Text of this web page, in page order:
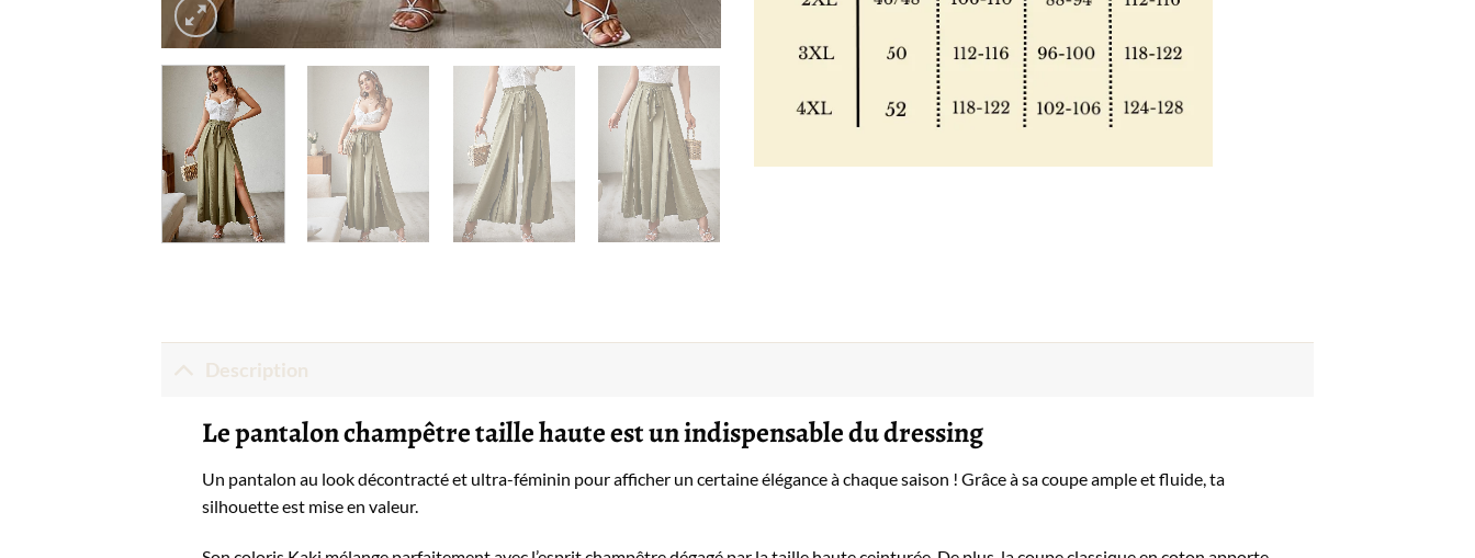
Description
Le pantalon champêtre taille haute est un indispensable du dressing
Un pantalon au look décontracté et ultra-féminin pour afficher un certaine élégance à chaque saison ! Grâce à sa coupe ample et fluide, ta
silhouette est mise en valeur.